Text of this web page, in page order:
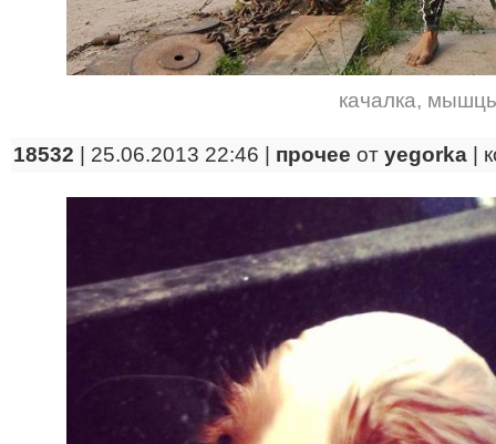
качалка,
18532 | 25.06.2013 22:46 | прочее от yegorka